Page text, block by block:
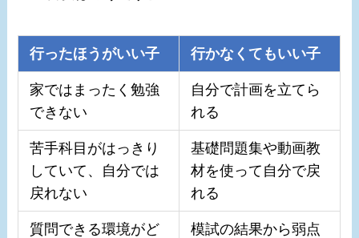
行ったほうがいい子 行かなくてもいい子
家ではまったく勉強
できない
自分で計画を立てら
れる
苦手科目がはっきり
していて、自分では
戻れない
基礎問題集や動画教
材を使って自分で戻
れる
質問できる環境がど
模試の結果から弱点